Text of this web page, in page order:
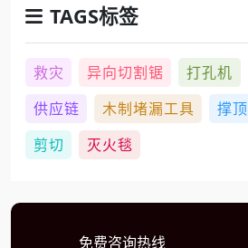
TAGS标签
救灾 异向切割锯 打孔机
供应链
木制堵漏工具 撑顶
剪切
灭火毯
免费咨询热线